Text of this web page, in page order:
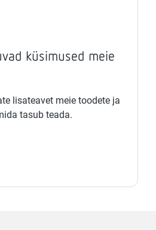
küsimused meie
lisateavet meie toodete ja
tasub teada.